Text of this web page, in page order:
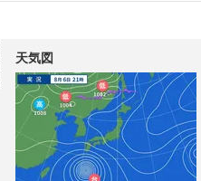
天気図